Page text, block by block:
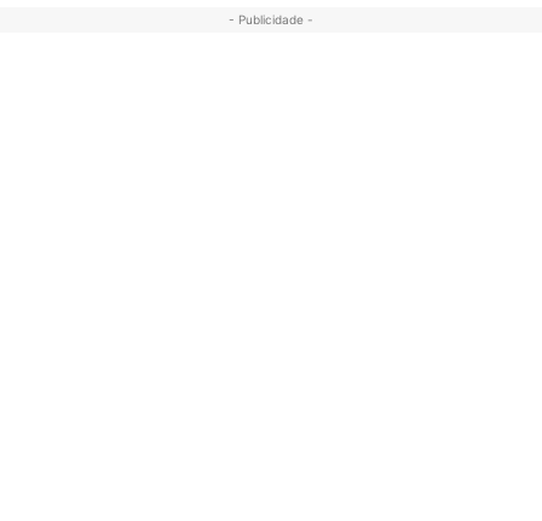
- Publicidade -